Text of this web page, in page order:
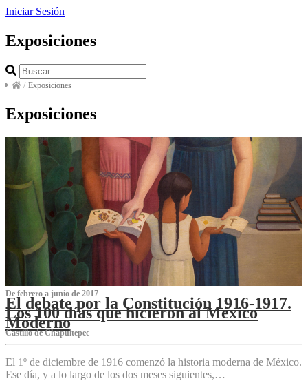
Iniciar Sesión
Exposiciones
/ Exposiciones
Exposiciones
De febrero a junio de 2017
El debate por la Constitución 1916-1917.
Los 100 días que hicieron al México
Moderno
Castillo de Chapultepec
El 1º de diciembre de 1916 comenzó la historia moderna de México.
Ese día, y a lo largo de los dos meses siguientes,…